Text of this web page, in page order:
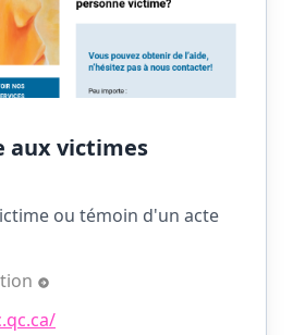
aux victimes
ou témoin d'un acte